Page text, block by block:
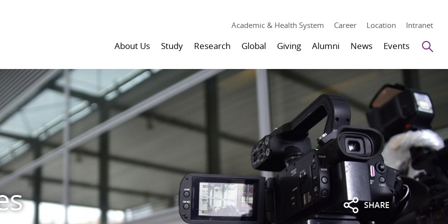
Academic & Health System Career Location Intranet
About Us Study Research Global Giving Alumni News Events
SHARE